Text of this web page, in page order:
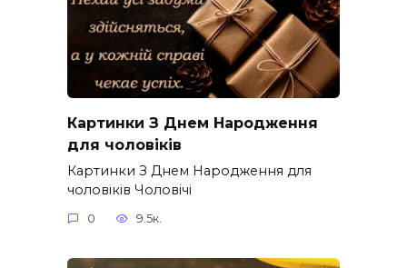
Картинки З Днем Народження
для чоловіків​
Картинки З Днем Народження для
чоловіків​ Чоловічі
0 9.5к.